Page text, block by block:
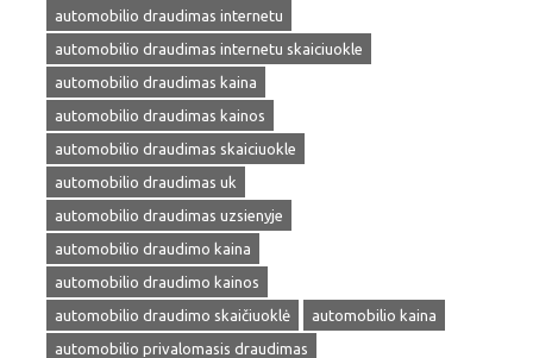
automobilio draudimas internetu
automobilio draudimas internetu skaiciuokle
automobilio draudimas kaina
automobilio draudimas kainos
automobilio draudimas skaiciuokle
automobilio draudimas uk
automobilio draudimas uzsienyje
automobilio draudimo kaina
automobilio draudimo kainos
automobilio draudimo skaičiuoklė
automobilio kaina
automobilio privalomasis draudimas